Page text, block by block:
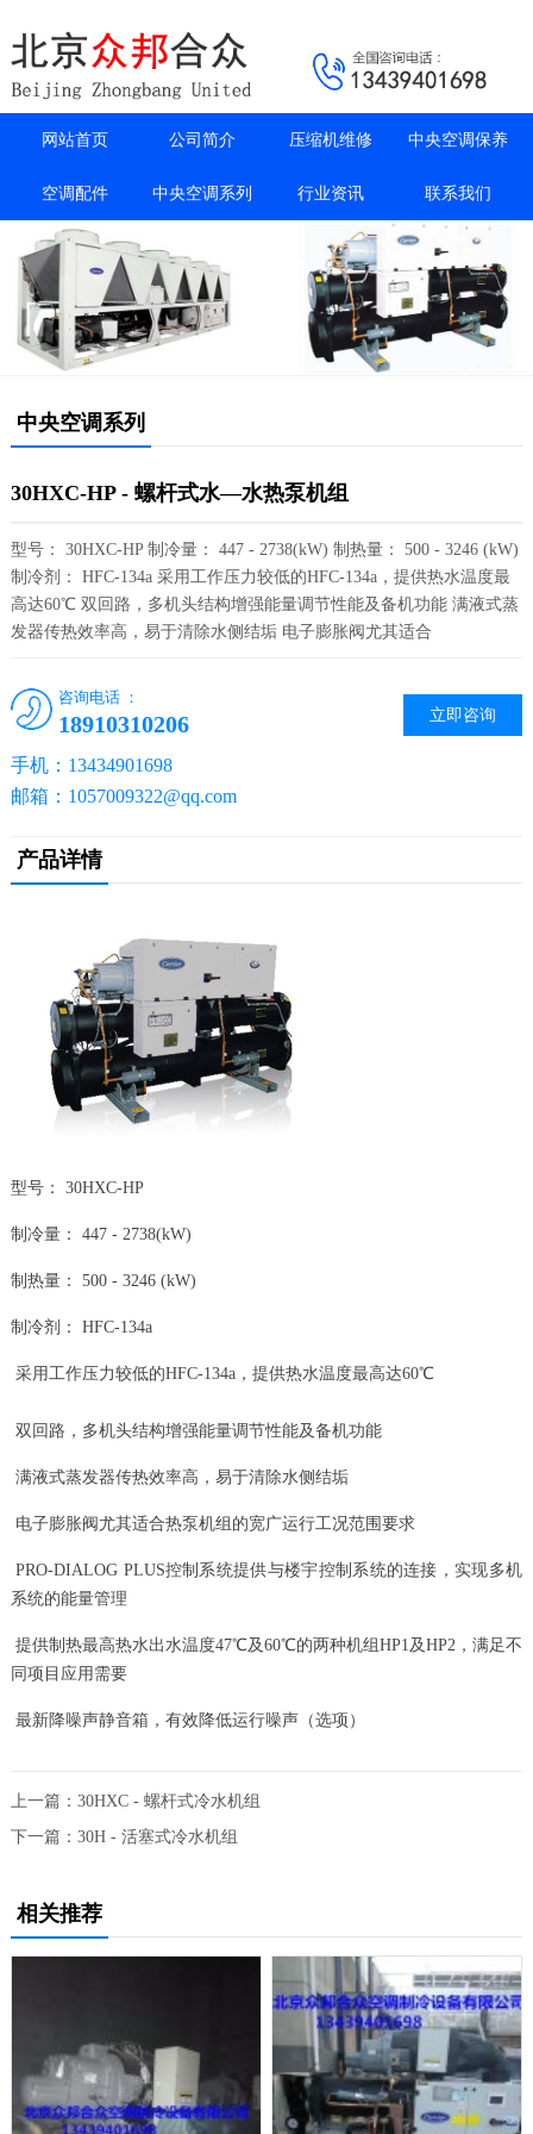
网站首页 公司简介 压缩机维修 中央空调保养
空调配件 中央空调系列 行业资讯 联系我们
中央空调系列
30HXC-HP - 螺杆式水—水热泵机组
型号： 30HXC-HP 制冷量： 447 - 2738(kW) 制热量： 500 - 3246 (kW)
制冷剂： HFC-134a 采用工作压力较低的HFC-134a，提供热水温度最
高达60℃ 双回路，多机头结构增强能量调节性能及备机功能 满液式蒸
发器传热效率高，易于清除水侧结垢 电子膨胀阀尤其适合
立即咨询
咨询电话 ：
18910310206
手机：13434901698
邮箱：1057009322@qq.com
产品详情
型号： 30HXC-HP
制冷量： 447 - 2738(kW)
制热量： 500 - 3246 (kW)
制冷剂： HFC-134a
采用工作压力较低的HFC-134a，提供热水温度最高达60℃
双回路，多机头结构增强能量调节性能及备机功能
满液式蒸发器传热效率高，易于清除水侧结垢
电子膨胀阀尤其适合热泵机组的宽广运行工况范围要求
PRO-DIALOG PLUS控制系统提供与楼宇控制系统的连接，实现多机
系统的能量管理
提供制热最高热水出水温度47℃及60℃的两种机组HP1及HP2，满足不
同项目应用需要
最新降噪声静音箱，有效降低运行噪声（选项）
上一篇： 30HXC - 螺杆式冷水机组
下一篇： 30H - 活塞式冷水机组
相关推荐